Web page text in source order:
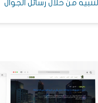
التنبيه من خلال رسائل الجوال